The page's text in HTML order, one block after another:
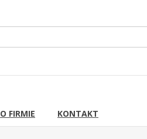
O FIRMIE KONTAKT